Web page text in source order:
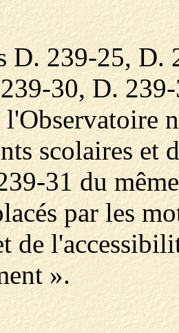
D. 239-25, D.
30, D.
scolaires et
31 du
par les
de
».